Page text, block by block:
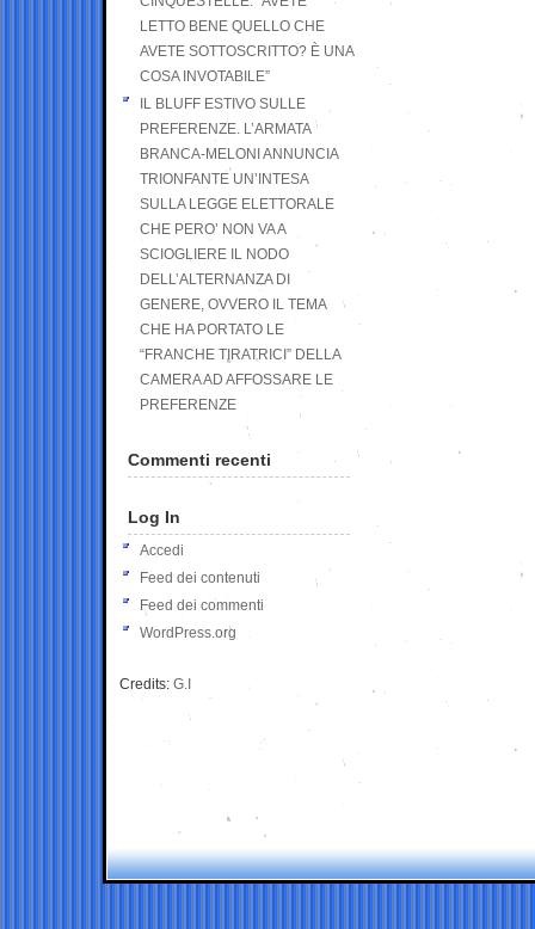
LETTO BENE QUELLO CHE
AVETE SOTTOSCRITTO? È UNA
COSA INVOTABILE”
IL BLUFF ESTIVO SULLE
PREFERENZE. L’ARMATA
BRANCA-MELONI ANNUNCIA
TRIONFANTE UN’INTESA
SULLA LEGGE ELETTORALE
CHE PERO’ NON VA A
SCIOGLIERE IL NODO
DELL’ALTERNANZA DI
GENERE, OVVERO IL TEMA
CHE HA PORTATO LE
“FRANCHE TIRATRICI” DELLA
CAMERA AD AFFOSSARE LE
PREFERENZE
Commenti recenti
Log In
Accedi
Feed dei contenuti
Feed dei commenti
WordPress.org
Credits: G.I